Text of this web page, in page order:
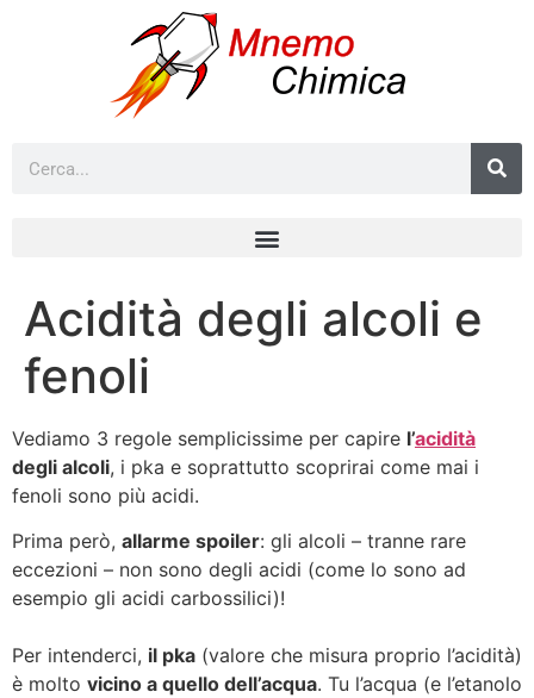
Acidità degli alcoli e
fenoli
Vediamo 3 regole semplicissime per capire l’acidità
degli alcoli, i pka e soprattutto scoprirai come mai i
fenoli sono più acidi.
Prima però, allarme spoiler: gli alcoli – tranne rare
eccezioni – non sono degli acidi (come lo sono ad
esempio gli acidi carbossilici)!
Per intenderci, il pka (valore che misura proprio l’acidità)
è molto vicino a quello dell’acqua. Tu l’acqua (e l’etanolo